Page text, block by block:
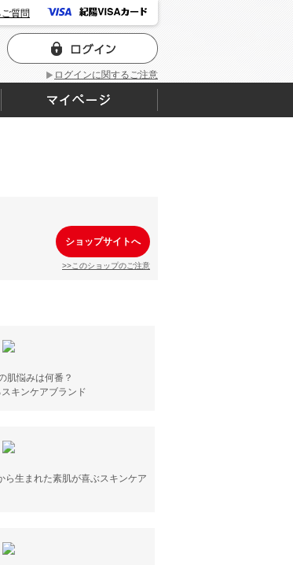
ログインに関するご注意
質問
ショップサイトへ
>>このショップのご注意
肌悩みは何番？
キンケアブランド
ら生まれた素肌が喜ぶスキンケア